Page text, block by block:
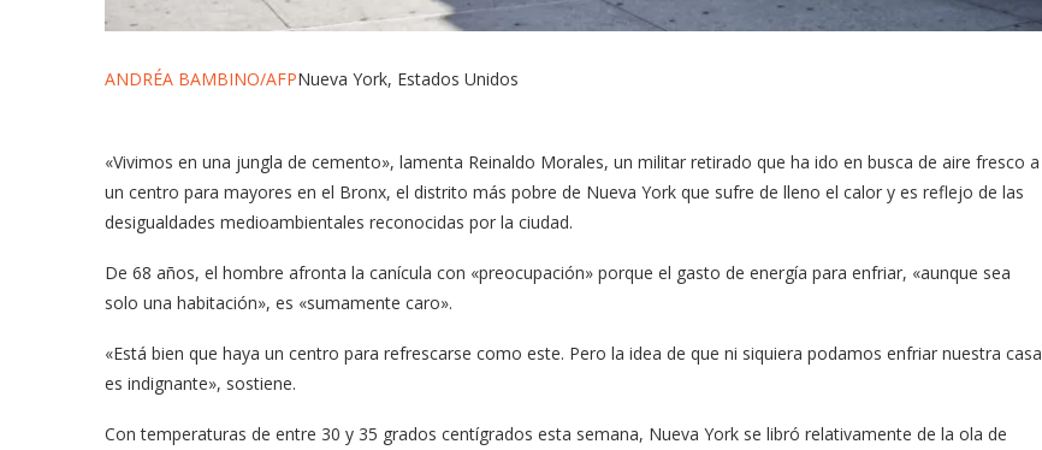
ANDRÉA BAMBINO/AFPNueva York, Estados Unidos
«Vivimos en una jungla de cemento», lamenta Reinaldo Morales, un militar retirado que ha ido en busca de aire fresco a
un centro para mayores en el Bronx, el distrito más pobre de Nueva York que sufre de lleno el calor y es reflejo de las
desigualdades medioambientales reconocidas por la ciudad.
De 68 años, el hombre afronta la canícula con «preocupación» porque el gasto de energía para enfriar, «aunque sea
solo una habitación», es «sumamente caro».
«Está bien que haya un centro para refrescarse como este. Pero la idea de que ni siquiera podamos enfriar nuestra casa
es indignante», sostiene.
Con temperaturas de entre 30 y 35 grados centígrados esta semana, Nueva York se libró relativamente de la ola de